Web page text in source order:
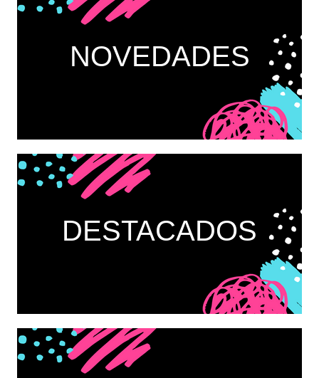
NOVEDADES
DESTACADOS